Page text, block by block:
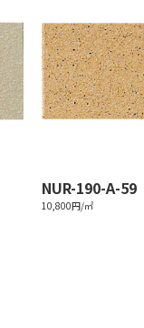
NUR-190-A-59
10,800円/㎡